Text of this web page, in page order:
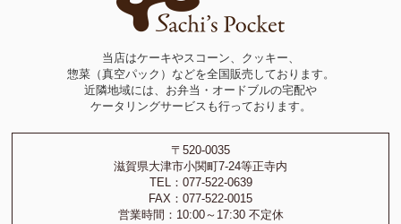
当店はケーキやスコーン、クッキー、
惣菜（真空パック）などを全国販売しております。
近隣地域には、お弁当・オードブルの宅配や
ケータリングサービスも行っております。
〒520-0035
滋賀県大津市小関町7-24等正寺内
TEL：077-522-0639
FAX：077-522-0015
営業時間：10:00～17:30 不定休